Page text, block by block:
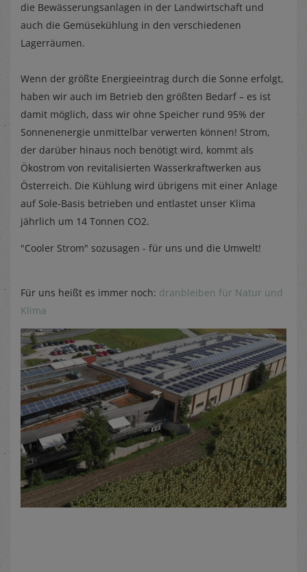
die Bewässerungsanlagen in der Landwirtschaft und
auch die Gemüsekühlung in den verschiedenen
Lagerräumen.
Wenn der größte Energieeintrag durch die Sonne erfolgt,
haben wir auch im Betrieb den größten Bedarf – es ist
damit möglich, dass wir ohne Speicher rund 95% der
Sonnenenergie unmittelbar verwerten können! Strom,
der darüber hinaus noch benötigt wird, kommt als
Ökostrom von revitalisierten Wasserkraftwerken aus
Österreich. Die Kühlung wird übrigens mit einer Anlage
auf Sole-Basis betrieben und entlastet unser Klima
jährlich um 14 Tonnen CO2.
"Cooler Strom" sozusagen - für uns und die Umwelt!
Für uns heißt es immer noch: dranbleiben für Natur und
Klima